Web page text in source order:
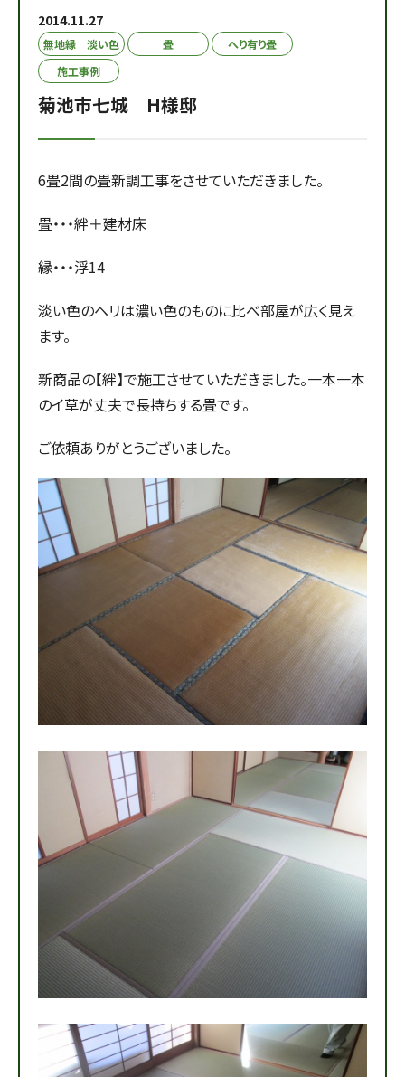
2014.11.27
無地縁 淡い色 畳
へり有り畳
施工事例
菊池市七城 H様邸
6畳2間の畳新調工事をさせていただきました。
畳・・・絆＋建材床
縁・・・浮14
淡い色のヘリは濃い色のものに比べ部屋が広く見え
ます。
新商品の【絆】で施工させていただきました。一本一本
のイ草が丈夫で長持ちする畳です。
ご依頼ありがとうございました。